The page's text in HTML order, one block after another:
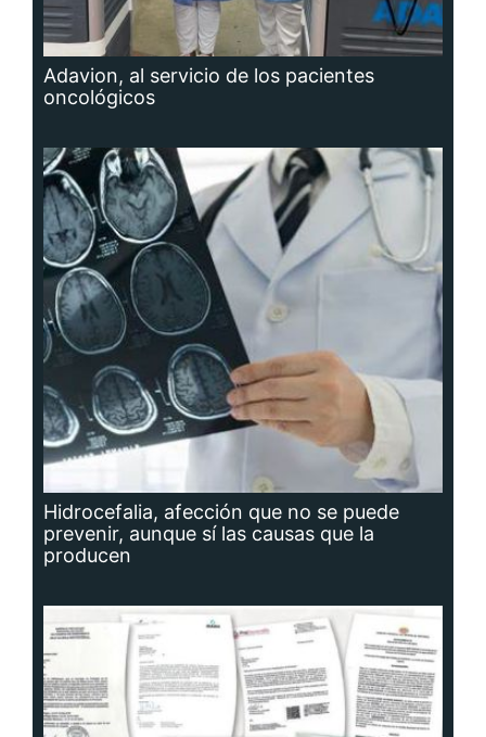
Adavion, al servicio de los pacientes
oncológicos
Hidrocefalia, afección que no se puede
prevenir, aunque sí las causas que la
producen